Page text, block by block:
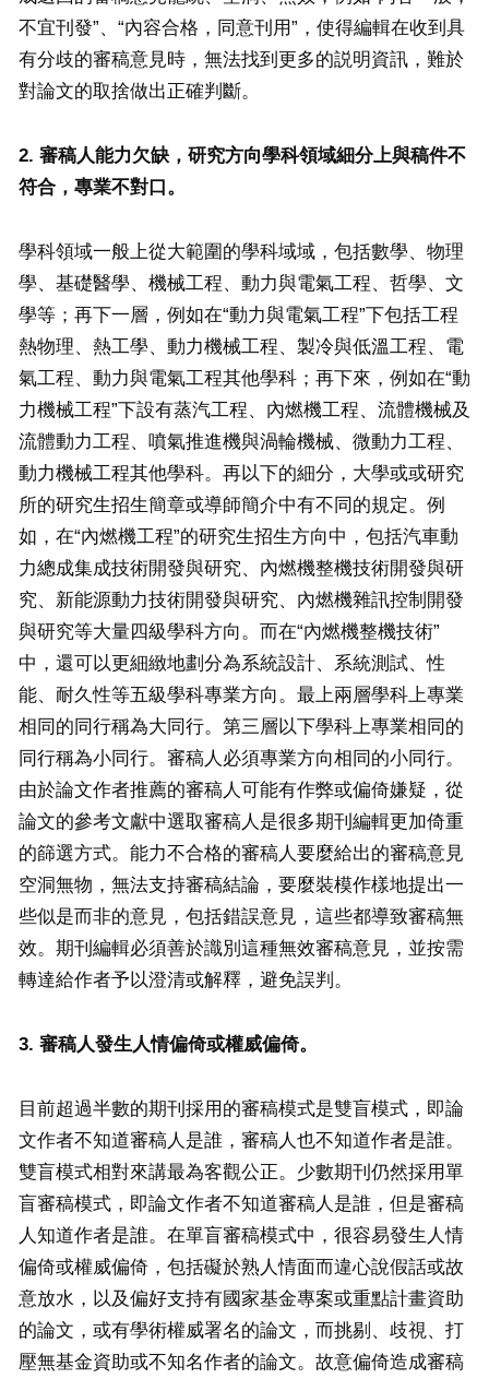
不宜刊發”、“內容合格，同意刊用”，使得編輯在收到具
有分歧的審稿意見時，無法找到更多的説明資訊，難於
對論文的取捨做出正確判斷。
2. 審稿人能力欠缺，研究方向學科領域細分上與稿件不
符合，專業不對口。
學科領域一般上從大範圍的學科域域，包括數學、物理
學、基礎醫學、機械工程、動力與電氣工程、哲學、文
學等；再下一層，例如在“動力與電氣工程”下包括工程
熱物理、熱工學、動力機械工程、製冷與低溫工程、電
氣工程、動力與電氣工程其他學科；再下來，例如在“動
力機械工程”下設有蒸汽工程、內燃機工程、流體機械及
流體動力工程、噴氣推進機與渦輪機械、微動力工程、
動力機械工程其他學科。再以下的細分，大學或或研究
所的研究生招生簡章或導師簡介中有不同的規定。例
如，在“內燃機工程”的研究生招生方向中，包括汽車動
力總成集成技術開發與研究、內燃機整機技術開發與研
究、新能源動力技術開發與研究、內燃機雜訊控制開發
與研究等大量四級學科方向。而在“內燃機整機技術”
中，還可以更細緻地劃分為系統設計、系統測試、性
能、耐久性等五級學科專業方向。最上兩層學科上專業
相同的同行稱為大同行。第三層以下學科上專業相同的
同行稱為小同行。審稿人必須專業方向相同的小同行。
由於論文作者推薦的審稿人可能有作弊或偏倚嫌疑，從
論文的參考文獻中選取審稿人是很多期刊編輯更加倚重
的篩選方式。能力不合格的審稿人要麼給出的審稿意見
空洞無物，無法支持審稿結論，要麼裝模作樣地提出一
些似是而非的意見，包括錯誤意見，這些都導致審稿無
效。期刊編輯必須善於識別這種無效審稿意見，並按需
轉達給作者予以澄清或解釋，避免誤判。
3. 審稿人發生人情偏倚或權威偏倚。
目前超過半數的期刊採用的審稿模式是雙盲模式，即論
文作者不知道審稿人是誰，審稿人也不知道作者是誰。
雙盲模式相對來講最為客觀公正。少數期刊仍然採用單
盲審稿模式，即論文作者不知道審稿人是誰，但是審稿
人知道作者是誰。在單盲審稿模式中，很容易發生人情
偏倚或權威偏倚，包括礙於熟人情面而違心說假話或故
意放水，以及偏好支持有國家基金專案或重點計畫資助
的論文，或有學術權威署名的論文，而挑剔、歧視、打
壓無基金資助或不知名作者的論文。故意偏倚造成審稿